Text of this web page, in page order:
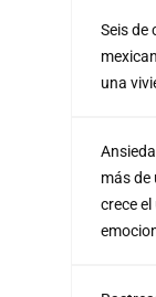
Seis de
una
más de
crece